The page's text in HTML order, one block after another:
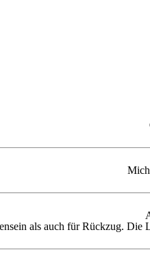
als auch für Rückzug. Die